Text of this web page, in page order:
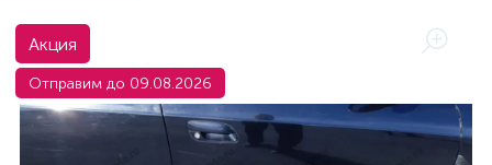
Акция
Отправим до 09.08.2026